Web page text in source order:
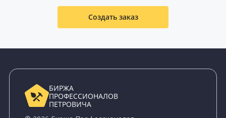
Создать заказ
БИРЖА
ПРОФЕССИОНАЛОВ
ПЕТРОВИЧА